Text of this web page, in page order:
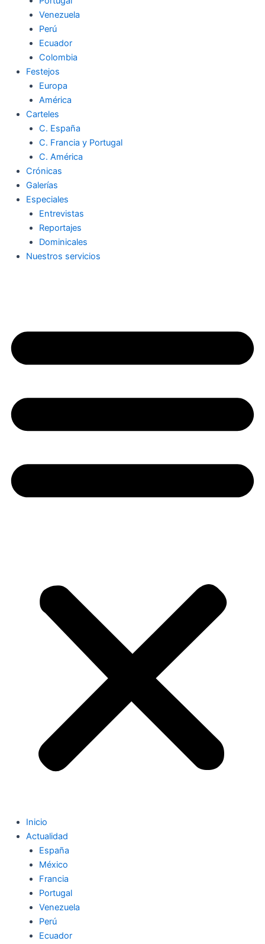
Venezuela
Perú
Ecuador
Colombia
Festejos
Europa
América
Carteles
C. España
C. Francia y Portugal
C. América
Crónicas
Galerías
Especiales
Entrevistas
Reportajes
Dominicales
Nuestros servicios
Inicio
Actualidad
España
México
Francia
Portugal
Venezuela
Perú
Ecuador